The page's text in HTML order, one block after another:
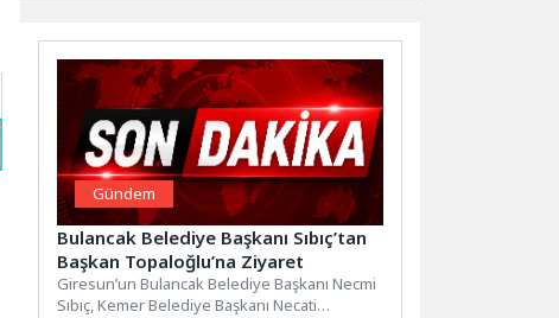
Gündem
Bulancak Belediye Başkanı Sıbıç’tan
Başkan Topaloğlu’na Ziyaret
Giresun’un Bulancak Belediye Başkanı Necmi
Sıbıç, Kemer Belediye Başkanı Necati